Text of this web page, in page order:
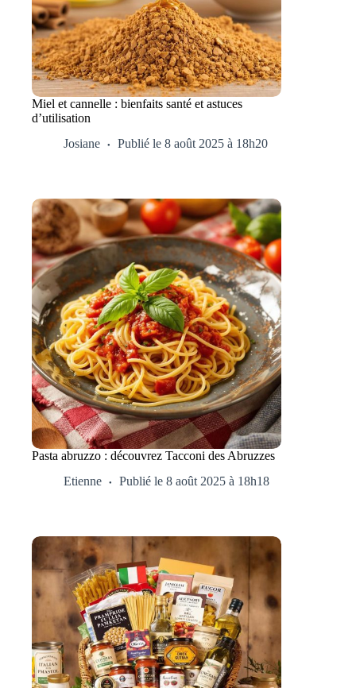
Miel et cannelle : bienfaits santé et astuces
d’utilisation
Josiane
Publié le 8 août 2025 à 18h20
Pasta abruzzo : découvrez Tacconi des Abruzzes
Etienne
Publié le 8 août 2025 à 18h18